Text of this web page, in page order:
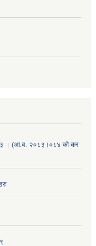
। (आ.व. २०८३।०८४ को कर